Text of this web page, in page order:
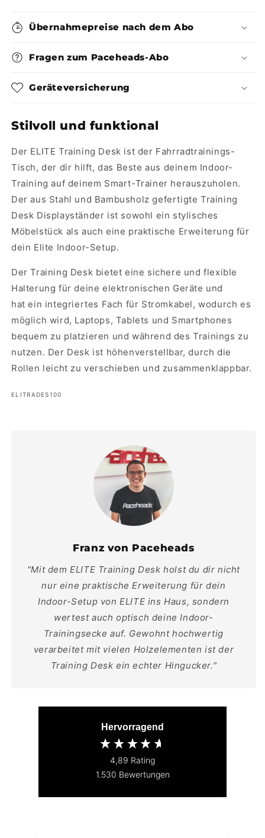
Übernahmepreise nach dem Abo
Fragen zum Paceheads-Abo
Geräteversicherung
Stilvoll und funktional
Der ELITE Training Desk ist der Fahrradtrainings-
Tisch, der dir hilft, das Beste aus deinem Indoor-
Training auf deinem Smart-Trainer herauszuholen.
Der aus Stahl und Bambusholz gefertigte Training
Desk Displayständer ist sowohl ein stylisches
Möbelstück als auch eine praktische Erweiterung für
dein Elite Indoor-Setup.
Der Training Desk bietet eine sichere und flexible
Halterung für deine elektronischen Geräte und
hatein integriertes Fach für Stromkabel, wodurch es
möglich wird, Laptops, Tablets und Smartphones
bequem zu platzieren und während des Trainings zu
nutzen. Der Desk ist höhenverstellbar, durch die
Rollen leicht zu verschieben und zusammenklappbar.
SKU:
ELITRADES100
Franz von Paceheads
"Mit dem ELITE Training Desk holst du dir nicht
nur eine praktische Erweiterung für dein
Indoor-Setup von ELITE ins Haus, sondern
wertest auch optisch deine Indoor-
Trainingsecke auf. Gewohnt hochwertig
verarbeitet mit vielen Holzelementen ist der
Training Desk ein echter Hingucker."
Hervorragend
4,89 Rating
1.530 Bewertungen